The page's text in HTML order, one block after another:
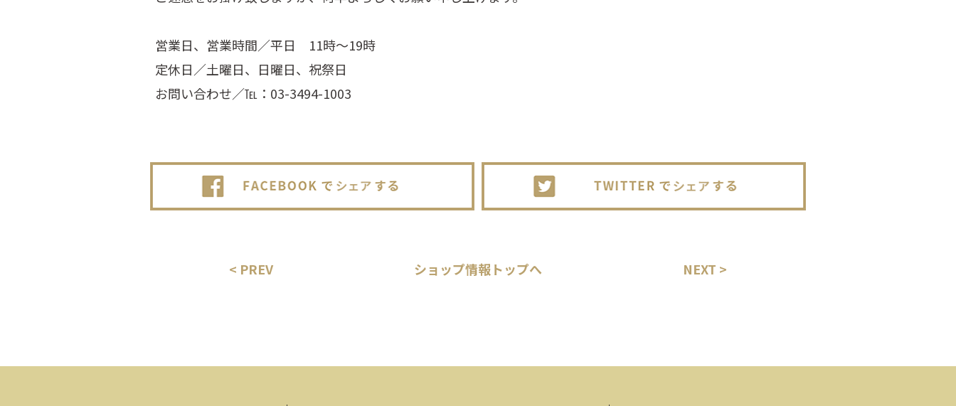
営業日、営業時間／平日 11時～19時
定休日／土曜日、日曜日、祝祭日
お問い合わせ／℡：03-3494-1003
< PREV ショップ情報トップへ NEXT >